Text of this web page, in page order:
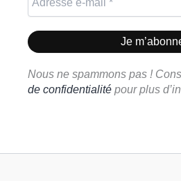
Nous ne spammons pas !
de confidentialité pour plus